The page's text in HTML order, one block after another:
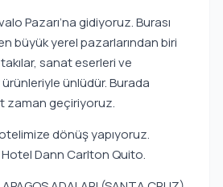
Pazarı’na gidiyoruz. Burası
büyük yerel pazarlarından biri
sanat eserleri ve
ünlüdür. Burada
zaman geçiriyoruz.
dönüş yapıyoruz.
Dann Carlton Quito.